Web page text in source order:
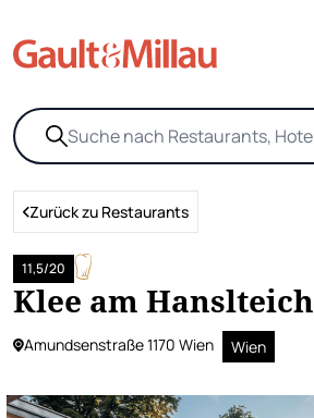
Zurück zu Restaurants
Klee am Hanslteich
11,5/20
Amundsenstraße 1170 Wien Wien